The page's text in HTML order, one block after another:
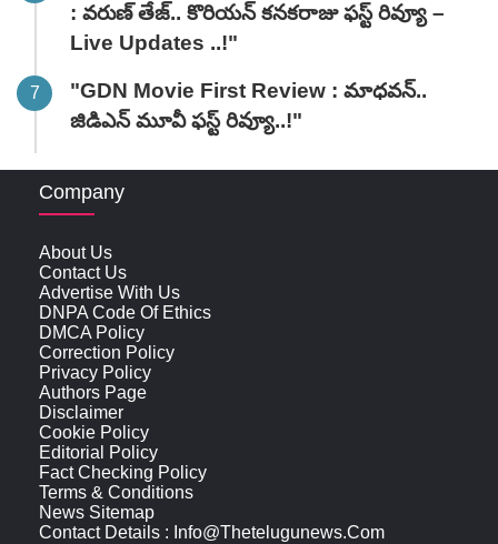
: వరుణ్ తేజ్.. కొరియన్ కనకరాజు ఫస్ట్ రివ్యూ –
Live Updates ..!"
"GDN Movie First Review : మాధవన్..
జిడిఎన్ మూవీ ఫ‌స్ట్ రివ్యూ..!"
Company
About Us
Contact Us
Advertise With Us
DNPA Code Of Ethics
DMCA Policy
Correction Policy
Privacy Policy
Authors Page
Disclaimer
Cookie Policy
Editorial Policy
Fact Checking Policy
Terms & Conditions
News Sitemap
Contact Details : Info@thetelugunews.com